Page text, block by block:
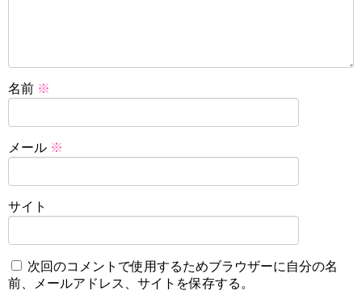
名前 ※
メール ※
サイト
次回のコメントで使用するためブラウザーに自分の名
前、メールアドレス、サイトを保存する。